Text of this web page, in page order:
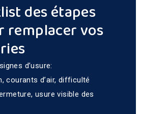
des étapes
remplacer vos
d’usure:
courants d’air, difficulté
usure visible des